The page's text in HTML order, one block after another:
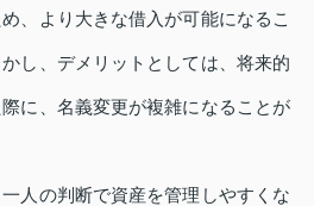
、より大きな借入が可能になるこ
し、デメリットとしては、将来的
に、名義変更が複雑になることが
人の判断で資産を管理しやすくな